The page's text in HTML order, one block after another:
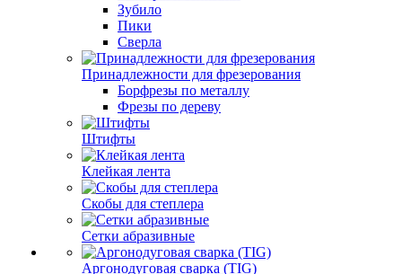
Зубило
Пики
Сверла
Принадлежности для фрезерования
Борфрезы по металлу
Фрезы по дереву
Штифты
Клейкая лента
Скобы для степлера
Сетки абразивные
Аргонодуговая сварка (TIG)